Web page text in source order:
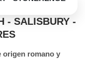
- SALISBURY -
origen romano y